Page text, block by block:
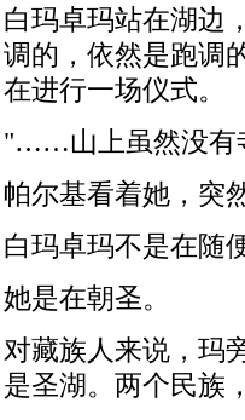
白玛卓玛站在湖边
调的，依然是跑调
在进行一场仪式。
"……山上虽然没
帕尔基看着她，突
白玛卓玛不是在随
她是在朝圣。
对藏族人来说，玛
是圣湖。两个民族